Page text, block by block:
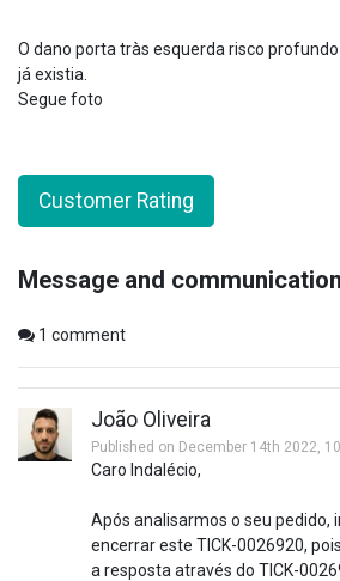
O dano porta tràs esquerda risco profundo
já existia.
Segue foto
Customer Rating
Message and
1 comment
João Oliveira
Published on December 14th 2022,
Caro Indalécio,
Após analisarmos o seu
encerrar este TICK-0026920,
a resposta através do TICK-